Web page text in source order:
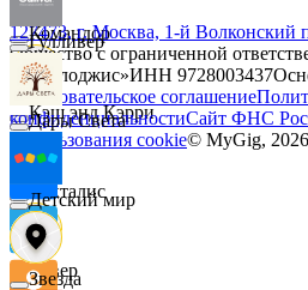
Командор
Кэш энд Кэрри
Лакталис
Левер
Гулливер
Дары Света
Детский мир
Звезда
127473, г. Москва, 1-й Волконский
Общество с ограниченной
Технолоджис»ИНН 9728003437
Пользовательское соглашение
конфиденциальностиСайт ФНС
использования cookie© MyGig, 2026